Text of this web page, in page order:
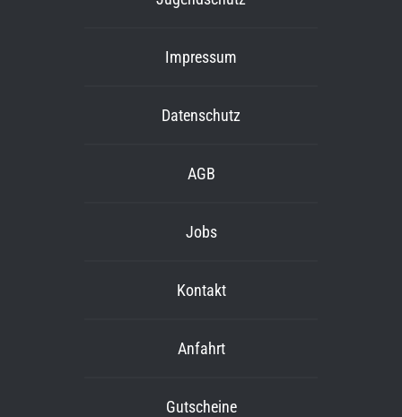
Impressum
Datenschutz
AGB
Jobs
Kontakt
Anfahrt
Gutscheine